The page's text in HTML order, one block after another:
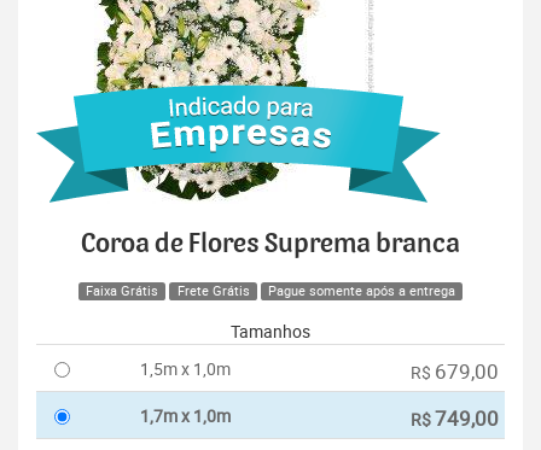
Coroa de Flores Suprema branca
Faixa Grátis Frete Grátis Pague somente após a entrega
Tamanhos
1,5m x 1,0m
R$ 679,00
1,7m x 1,0m R$749,00